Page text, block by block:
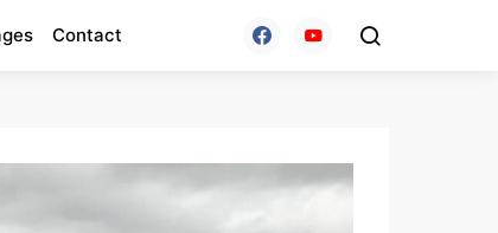
Contact